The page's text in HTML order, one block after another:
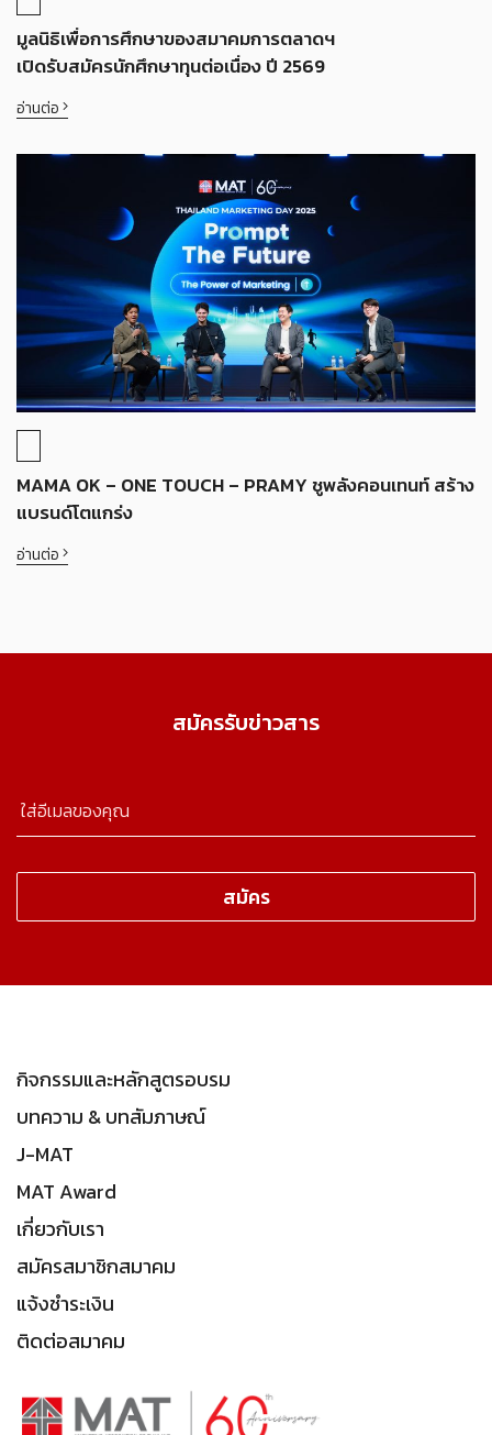
มูลนิธิเพื่อการศึกษาของสมาคมการตลาดฯ
เปิดรับสมัครนักศึกษาทุนต่อเนื่อง ปี 2569
อ่านต่อ
MAMA OK – ONE TOUCH – PRAMY ชูพลังคอนเทนท์ สร้าง
แบรนด์โตแกร่ง
อ่านต่อ
สมัครรับข่าวสาร
กิจกรรมและหลักสูตรอบรม
บทความ & บทสัมภาษณ์
J-MAT
MAT Award
เกี่ยวกับเรา
สมัครสมาชิกสมาคม
แจ้งชำระเงิน
ติดต่อสมาคม